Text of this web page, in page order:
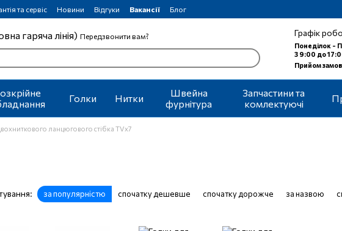
та сервіс Новини Відгуки Вакансії Блог
гаряча лінія) Передзвонити вам? Графік
Понеділок -
З 9:00 до
Прийом
Голки Нитки
Швейна
фурнітура
Запчастини та
комлектуючі
ланцюгового стібка TVх7
за популярністю спочатку дешевше спочатку дорожче за назвою